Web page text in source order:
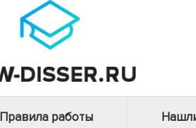
Правила работы